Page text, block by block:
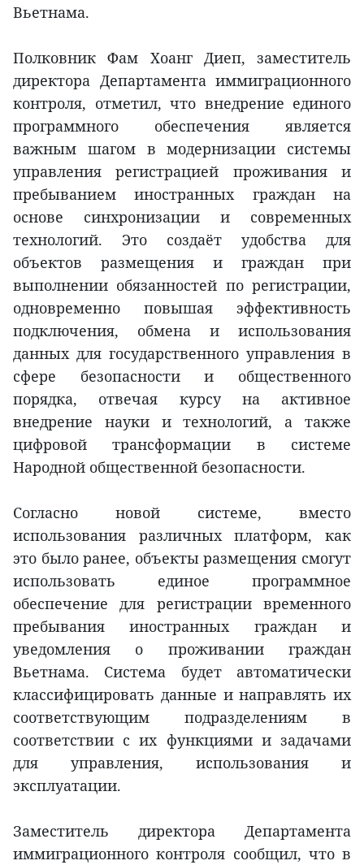
Вьетнама.
Полковник Фам Хоанг Диеп, заместитель
директора Департамента иммиграционного
контроля, отметил, что внедрение единого
программного обеспечения является
важным шагом в модернизации системы
управления регистрацией проживания и
пребыванием иностранных граждан на
основе синхронизации и современных
технологий. Это создаёт удобства для
объектов размещения и граждан при
выполнении обязанностей по регистрации,
одновременно повышая эффективность
подключения, обмена и использования
данных для государственного управления в
сфере безопасности и общественного
порядка, отвечая курсу на активное
внедрение науки и технологий, а также
цифровой трансформации в системе
Народной общественной безопасности.
Согласно новой системе, вместо
использования различных платформ, как
это было ранее, объекты размещения смогут
использовать единое программное
обеспечение для регистрации временного
пребывания иностранных граждан и
уведомления о проживании граждан
Вьетнама. Система будет автоматически
классифицировать данные и направлять их
соответствующим подразделениям в
соответствии с их функциями и задачами
для управления, использования и
эксплуатации.
Заместитель директора Департамента
иммиграционного контроля сообщил, что в